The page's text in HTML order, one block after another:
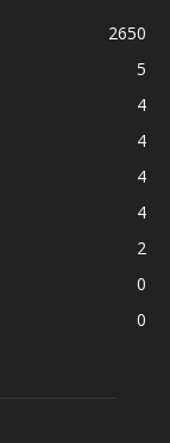
2650
5
4
4
4
4
2
0
0